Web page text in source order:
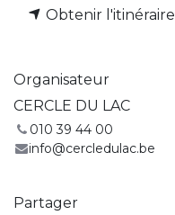
Obtenir l'itinéraire
Organisateur
CERCLE DU LAC
010 39 44 00
info@cercledulac.be
Partager